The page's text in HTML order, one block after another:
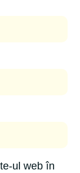
ul web în